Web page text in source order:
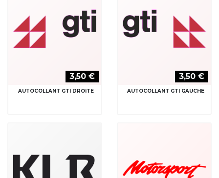
3,50 €
AUTOCOLLANT GTI DROITE
3,50 €
AUTOCOLLANT GTI GAUCHE